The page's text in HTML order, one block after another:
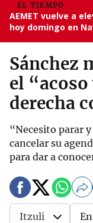
EL TIEMPO
AEMET vuelve a
hoy domingo en
Sánchez
el
derecha
“Necesito parar
cancelar su
para dar a
Itzuli